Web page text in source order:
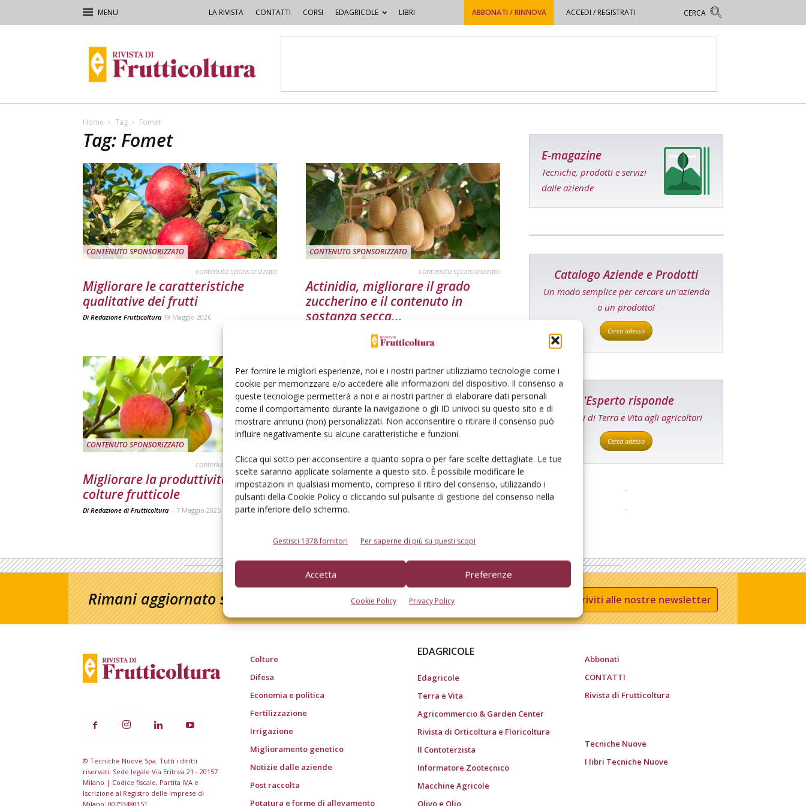
Per fornire le migliori esperienze, noi e i nostri partner utilizziamo tecnologie come i
cookie per memorizzare e/o accedere alle informazioni del dispositivo. Il consenso a
queste tecnologie permetterà a noi e ai nostri partner di elaborare dati personali
come il comportamento durante la navigazione o gli ID univoci su questo sito e di
mostrare annunci (non) personalizzati. Non acconsentire o ritirare il consenso può
influire negativamente su alcune caratteristiche e funzioni.
Clicca qui sotto per acconsentire a quanto sopra o per fare scelte dettagliate. Le tue
scelte saranno applicate solamente a questo sito. È possibile modificare le
impostazioni in qualsiasi momento, compreso il ritiro del consenso, utilizzando i
pulsanti della Cookie Policy o cliccando sul pulsante di gestione del consenso nella
parte inferiore dello schermo.
Gestisci 1378 fornitori Per saperne di più su questi scopi
Accetta Preferenze
Cookie Policy Privacy Policy
LA RIVISTA CONTATTI CORSI EDAGRICOLE LIBRI ABBONATI / RINNOVA ACCEDI / REGISTRATI
di
Frutticoltura
Home Tag Fomet
Tag: Fomet
CONTENUTO SPONSORIZZATO
contenuto sponsorizzato
Migliorare le caratteristiche
qualitative dei frutti
Di Redazione Frutticoltura 19 Maggio 2026
CONTENUTO SPONSORIZZATO
contenuto sponsorizzato
Actinidia, migliorare il grado
zuccherino e il contenuto in
sostanza secca...
Di Redazione Frutticoltura
CONTENUTO SPONSORIZZATO
contenuto sponsorizzato
Migliorare la produttività delle
colture frutticole
Di Redazione di Frutticoltura - 7 Maggio 2025
E-magazine
Tecniche, prodotti e servizi
dalle aziende
Catalogo Aziende e Prodotti
Un modo semplice per cercare un'azienda
o un prodotto!
Cerca adesso
L'Esperto risponde
I consigli di Terra e Vita agli agricoltori
Cerca adesso
Rimani aggiornato sul mondo dell’agricoltura Iscriviti alle nostre newsletter
© Tecniche Nuove Spa. Tutti i diritti
riservati. Sede legale Via Eritrea 21 - 20157
Milano | Codice fiscale, Partita IVA e
Iscrizione al Registro delle imprese di
Milano: 00753480151
Colture
Difesa
Economia e politica
Fertilizzazione
Irrigazione
Miglioramento genetico
Notizie dalle aziende
Post raccolta
Potatura e forme di allevamento
EDAGRICOLE
Edagricole
Terra e Vita
Agricommercio & Garden Center
Rivista di Orticoltura e Floricoltura
Il Contoterzista
Informatore Zootecnico
Macchine Agricole
Olivo e Olio
Abbonati
CONTATTI
Rivista di Frutticoltura
Tecniche Nuove
I libri Tecniche Nuove